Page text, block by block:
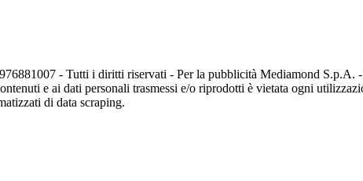
- Tutti i diritti riservati - Per la pubblicità Mediamond S.p.A.
e ai dati personali trasmessi e/o riprodotti è vietata ogni
di data scraping.